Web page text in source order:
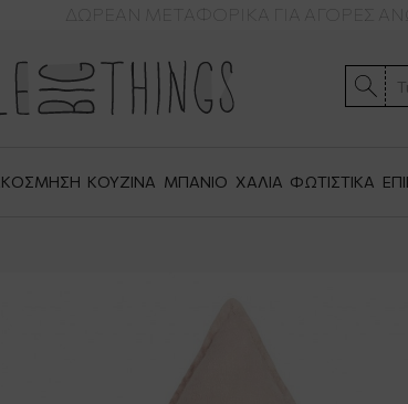
ΔΩΡΕΑΝ ΜΕΤΑΦΟΡΙΚΑ ΓΙΑ ΑΓΟΡΕΣ ΑΝΩ
ΚΟΥΖΙΝΑ ΜΠΑΝΙΟ ΧΑΛΙΑ ΦΩΤΙΣΤΙΚΑ